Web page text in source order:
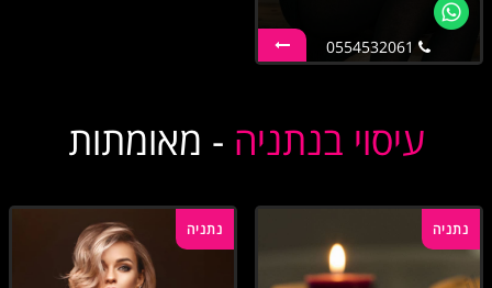
עיסוי בנתניה - מאומתות
נתניה נתניה